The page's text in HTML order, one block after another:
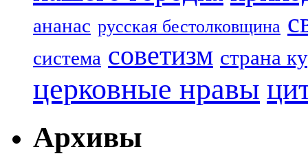
ананас русская бестолковщина
система советизм страна
церковные нравы
Архивы